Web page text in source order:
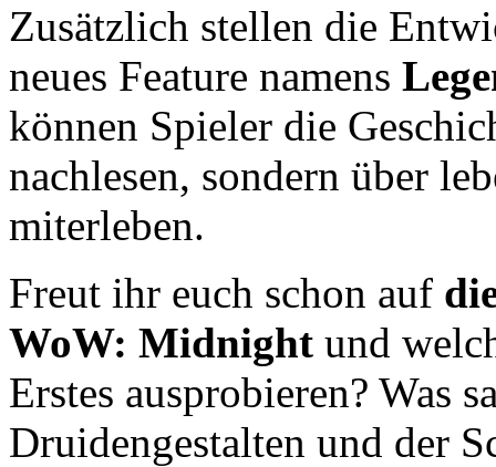
Zusätzlich stellen die
neues Feature namens
können Spieler die
nachlesen, sondern über
miterleben.
Freut ihr euch schon auf
WoW: Midnight und
Erstes ausprobieren? Was
Druidengestalten und der